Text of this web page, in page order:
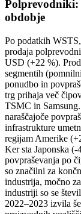
Polprevodniki:
obdobje
Po podatkih
prodaja
USD (+22 %).
segmentih
ponudbo in
trg prihaja več
TSMC in
naraščajoče
infrastrukture
regijam Amerike
Ker sta Japonska
povpraševanja po
so značilni za
industrija, močno
industriji so se
2022–2023 izvila